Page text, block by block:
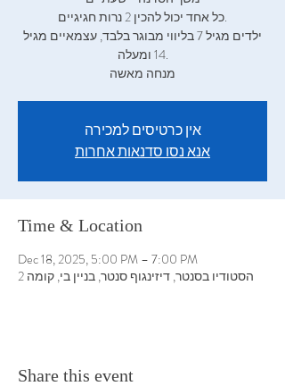
כל אחד יכול להכין 2 נרות חגיגיים.
ילדים מגיל 7 בליווי מבוגר בלבד, עצמאיים מגיל
14 ומעלה.
מנחה מאשה
אין כרטיסים למכירה
אנא נסו סדנאות אחרות
Time & Location
Dec 18, 2025, 5:00 PM – 7:00 PM
הסטודיו בסנטר, דיזינגוף סנטר, בניין בי, קומה 2
Share this event